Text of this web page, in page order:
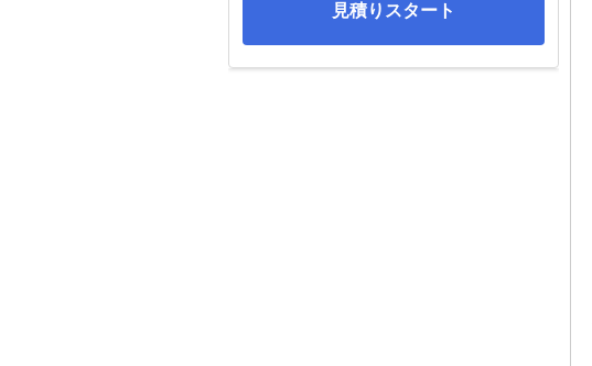
見積りスタート